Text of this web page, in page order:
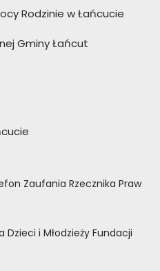
Rodzinie w Łańcucie
Gminy Łańcut
Zaufania Rzecznika Praw
i Młodzieży Fundacji